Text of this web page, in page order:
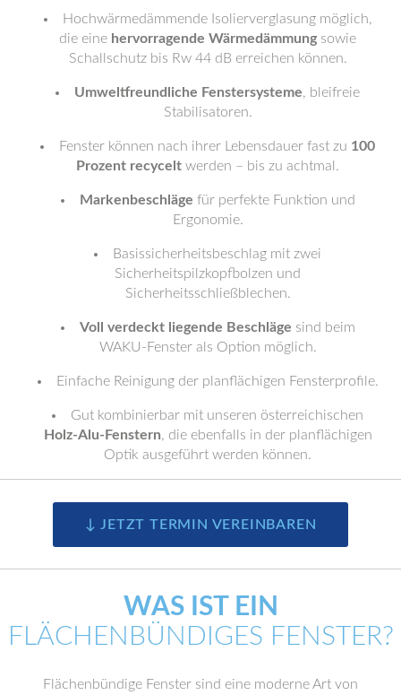
Hochwärmedämmende Isolierverglasung möglich,
die eine hervorragende Wärmedämmung sowie
Schallschutz bis Rw 44 dB erreichen können.
Umweltfreundliche Fenstersysteme, bleifreie
Stabilisatoren.
Fenster können nach ihrer Lebensdauer fast zu 100
Prozent recycelt werden – bis zu achtmal.
Markenbeschläge für perfekte Funktion und
Ergonomie.
Basissicherheitsbeschlag mit zwei
Sicherheitspilzkopfbolzen und
Sicherheitsschließblechen.
Voll verdeckt liegende Beschläge sind beim
WAKU-Fenster als Option möglich.
Einfache Reinigung der planflächigen Fensterprofile.
Gut kombinierbar mit unseren österreichischen
Holz-Alu-Fenstern, die ebenfalls in der planflächigen
Optik ausgeführt werden können.
↓ JETZT TERMIN VEREINBAREN
WAS IST EIN
FLÄCHENBÜNDIGES FENSTER?
Flächenbündige Fenster sind eine moderne Art von